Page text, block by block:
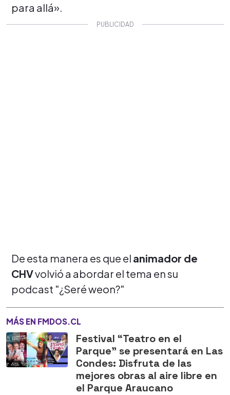
para allá».
De esta manera es que el animador de
CHVvolvió a abordar el tema en su
podcast "¿Seré weon?"
MÁS EN FMDOS.CL
Festival “Teatro en el
Parque” se presentará en Las
Condes: Disfruta de las
mejores obras al aire libre en
el Parque Araucano